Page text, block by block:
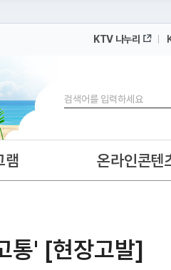
KTV 나누리
검색
램 온라인콘텐
통' [현장고발]